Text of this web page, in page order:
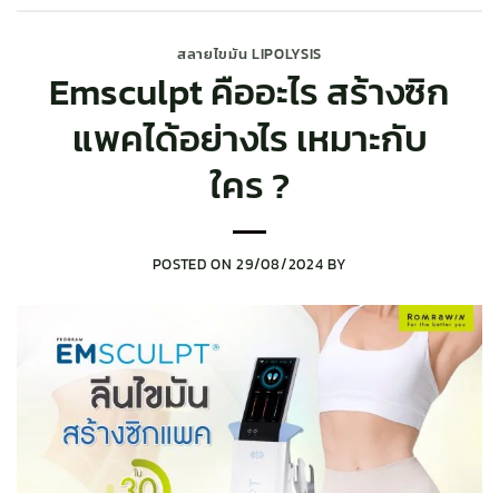
สลายไขมัน LIPOLYSIS
Emsculpt คืออะไร สร้างซิก
แพคได้อย่างไร เหมาะกับ
ใคร ?
POSTED ON29/08/2024 BY